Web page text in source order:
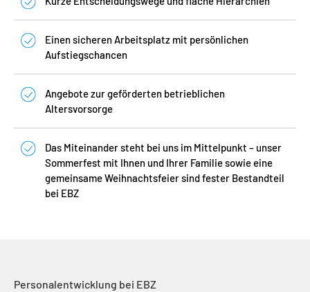
Einen sicheren Arbeitsplatz mit persönlichen
Aufstiegschancen
Angebote zur geförderten betrieblichen
Altersvorsorge
Das Miteinander steht bei uns im Mittelpunkt – unser
Sommerfest mit Ihnen und Ihrer Familie sowie eine
gemeinsame Weihnachtsfeier sind fester Bestandteil
bei EBZ
Personalentwicklung bei EBZ